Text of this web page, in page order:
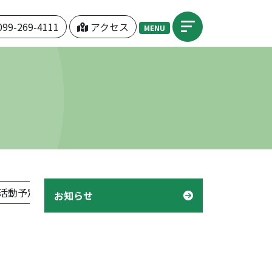
269-4111 アクセス MENU
動予定表」 機関紙「つぼみ」 デイケア「様子」
お知らせ